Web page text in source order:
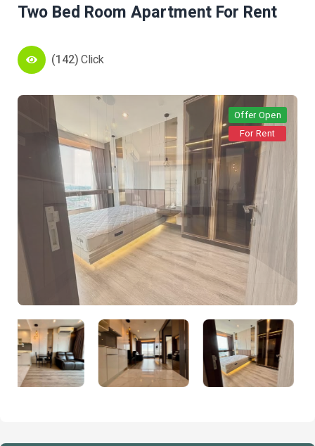
Two Bed Room Apartment For Rent
(142)Click
Offer Open
For Rent